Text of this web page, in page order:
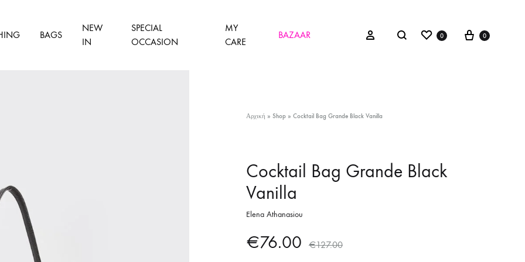
BAGS
NEW
IN
SPECIAL
OCCASION
MY
CARE
BAZAAR Sign inSearch Wishlist
0 Cart
0
Αρχική » Shop» Cocktail Bag Grande Black Vanilla
Cocktail Bag Grande Black
Vanilla
Elena Athanasiou
€76.00 €127.00